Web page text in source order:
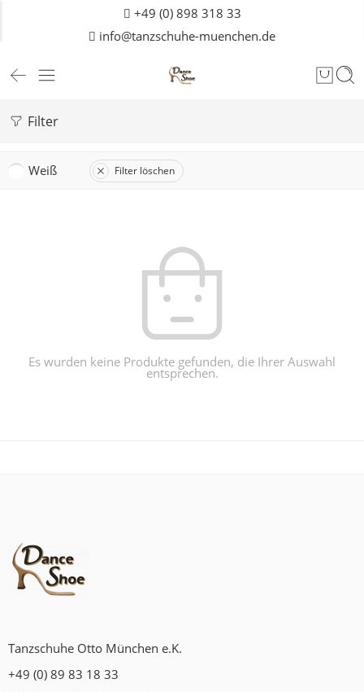
+49 (0) 898 318 33
info@tanzschuhe-muenchen.de
Filter
Weiß Filter löschen
Es wurden keine Produkte gefunden, die Ihrer Auswahl
entsprechen.
Tanzschuhe Otto München e.K.
+49 (0) 89 83 18 33